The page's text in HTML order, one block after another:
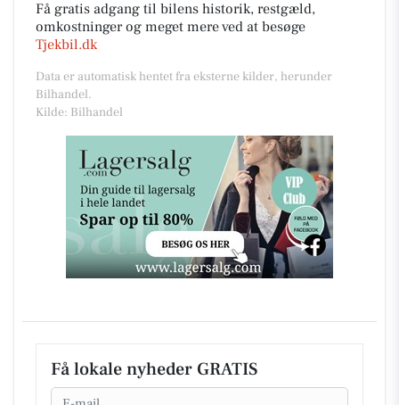
Få gratis adgang til bilens historik, restgæld,
omkostninger og meget mere ved at besøge
Tjekbil.dk
Data er automatisk hentet fra eksterne kilder, herunder
Bilhandel.
Kilde: Bilhandel
Få lokale nyheder GRATIS
Email